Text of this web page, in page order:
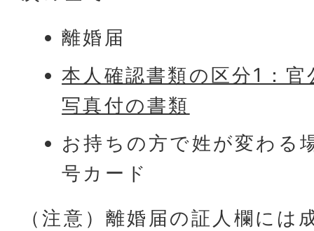
離婚届
本人確認書類の区分1：
写真付の書類
お持ちの方で姓が変わる
号カード
（注意）離婚届の証人欄には